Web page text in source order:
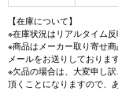
【在庫について】
※在庫状況はリアルタイム反
※商品はメーカー取り寄せ
メールをお送りしております
※欠品の場合は、大変申し
頂くことになりますので、